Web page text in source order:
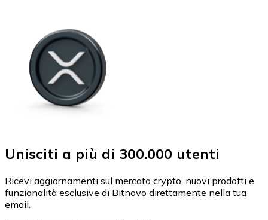
Unisciti a più di 300.000 utenti
Ricevi aggiornamenti sul mercato crypto, nuovi prodotti e
funzionalità esclusive di Bitnovo direttamente nella tua
email.